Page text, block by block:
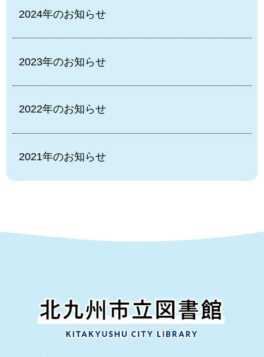
2024年のお知らせ
2023年のお知らせ
2022年のお知らせ
2021年のお知らせ